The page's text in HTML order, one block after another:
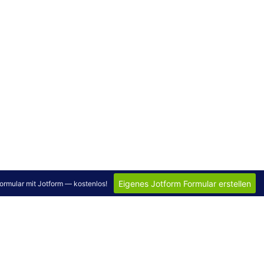
mit Jotform — kostenlos! Eigenes Jotform Formular erstellen